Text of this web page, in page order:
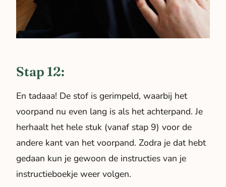
Stap 12:
En tadaaa! De stof is gerimpeld, waarbij het
voorpand nu even lang is als het achterpand. Je
herhaalt het hele stuk (vanaf stap 9) voor de
andere kant van het voorpand. Zodra je dat hebt
gedaan kun je gewoon de instructies van je
instructieboekje weer volgen.